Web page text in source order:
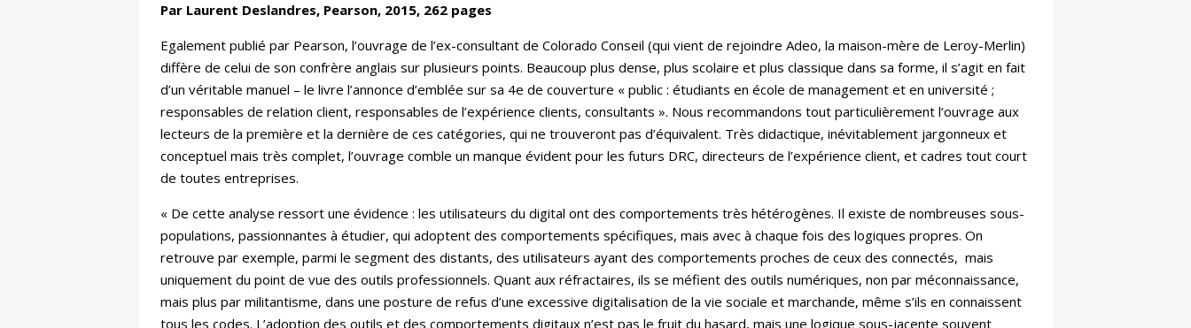
Par Laurent Deslandres, Pearson, 2015, 262 pages
Egalement publié par Pearson, l’ouvrage de l’ex-consultant de Colorado Conseil (qui vient de rejoindre Adeo, la maison-mère de Leroy-Merlin)
diffère de celui de son confrère anglais sur plusieurs points. Beaucoup plus dense, plus scolaire et plus classique dans sa forme, il s’agit en fait
d’un véritable manuel – le livre l’annonce d’emblée sur sa 4e de couverture « public : étudiants en école de management et en université ;
responsables de relation client, responsables de l’expérience clients, consultants ». Nous recommandons tout particulièrement l’ouvrage aux
lecteurs de la première et la dernière de ces catégories, qui ne trouveront pas d’équivalent. Très didactique, inévitablement jargonneux et
conceptuel mais très complet, l’ouvrage comble un manque évident pour les futurs DRC, directeurs de l’expérience client, et cadres tout court
de toutes entreprises.
« De cette analyse ressort une évidence : les utilisateurs du digital ont des comportements très hétérogènes. Il existe de nombreuses sous-
populations, passionnantes à étudier, qui adoptent des comportements spécifiques, mais avec à chaque fois des logiques propres. On
retrouve par exemple, parmi le segment des distants, des utilisateurs ayant des comportements proches de ceux des connectés, mais
uniquement du point de vue des outils professionnels. Quant aux réfractaires, ils se méfient des outils numériques, non par méconnaissance,
mais plus par militantisme, dans une posture de refus d’une excessive digitalisation de la vie sociale et marchande, même s’ils en connaissent
tous les codes. L’adoption des outils et des comportements digitaux n’est pas le fruit du hasard, mais une logique sous-jacente souvent